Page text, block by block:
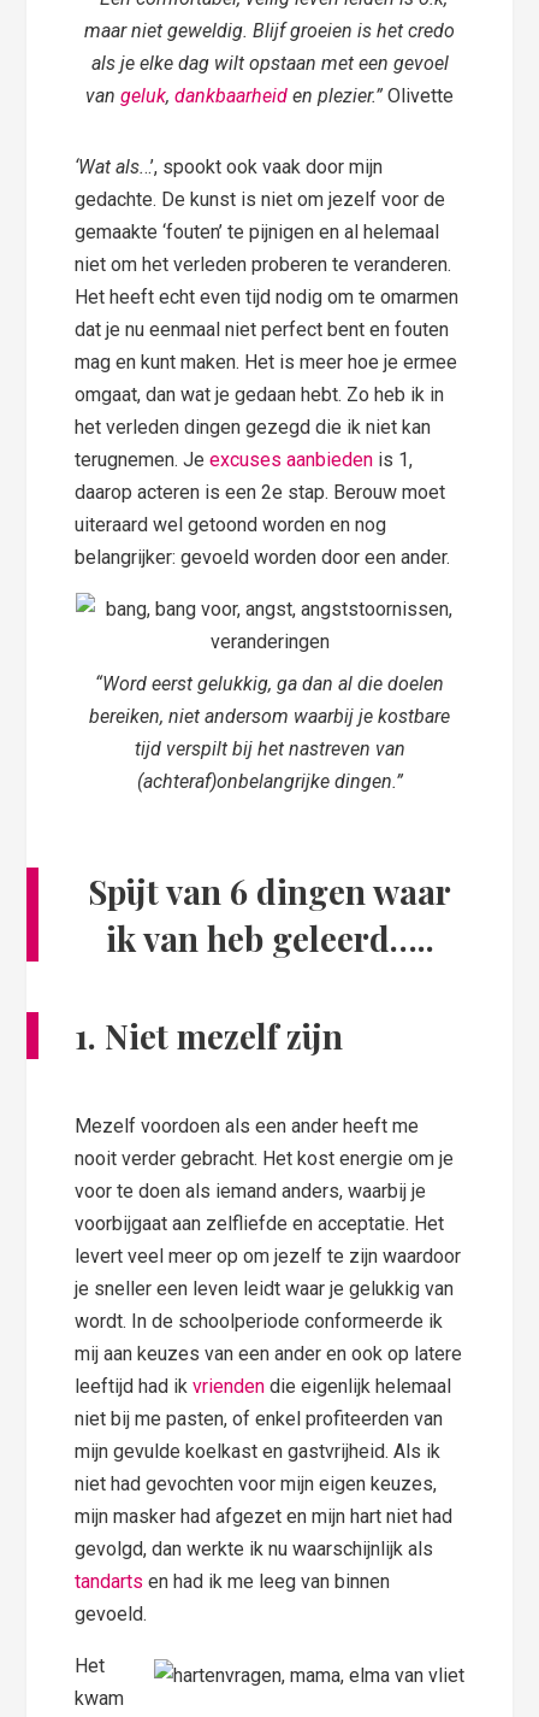
maar niet geweldig. Blijf groeien is het credo
als je elke dag wilt opstaan met een gevoel
van geluk, dankbaarheid en plezier.” Olivette
‘Wat als...’, spookt ook vaak door mijn
gedachte. De kunst is niet om jezelf voor de
gemaakte ‘fouten’ te pijnigen en al helemaal
niet om het verleden proberen te veranderen.
Het heeft echt even tijd nodig om te omarmen
dat je nu eenmaal niet perfect bent en fouten
mag en kunt maken. Het is meer hoe je ermee
omgaat, dan wat je gedaan hebt. Zo heb ik in
het verleden dingen gezegd die ik niet kan
terugnemen. Jeexcuses aanbieden is 1,
daarop acteren is een 2e stap. Berouw moet
uiteraard wel getoond worden en nog
belangrijker: gevoeld worden door een ander.
“Word eerst gelukkig, ga dan al die doelen
bereiken, niet andersom waarbij je kostbare
tijd verspilt bij het nastreven van
(achteraf)onbelangrijke dingen.”
Spijt van 6 dingen waar
ik van heb geleerd…..
1. Niet mezelf zijn
Mezelf voordoen als een ander heeft me
nooit verder gebracht. Het kost energie om je
voor te doen als iemand anders, waarbij je
voorbijgaat aan zelfliefde en acceptatie. Het
levert veel meer op om jezelf te zijn waardoor
je sneller een leven leidt waar je gelukkig van
wordt. In de schoolperiode conformeerde ik
mij aan keuzes van een ander en ook op latere
leeftijd had ikvrienden die eigenlijk helemaal
niet bij me pasten, of enkel profiteerden van
mijn gevulde koelkast en gastvrijheid. Als ik
niet had gevochten voor mijn eigen keuzes,
mijn masker had afgezet en mijn hart niet had
gevolgd, dan werkte ik nu waarschijnlijk als
tandarts en had ik me leeg van binnen
gevoeld.
Het
kwam